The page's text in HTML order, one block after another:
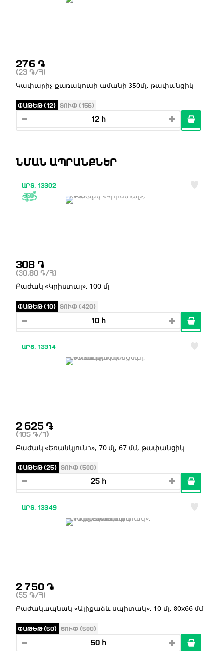
276 ֏
(23 ֏ /Հ)
Կափարիչ քառակուսի ամանի 350մլ, թափանցիկ
ՓԱԹԵԹ (12) ՏՈՒՓ (156)
ՆՄԱՆ ԱՊՐԱՆՔՆԵՐ
ԱՐՏ. 13302
308 ֏
(30.80 ֏ /Հ)
Բաժակ «Կրիստալ», 100 մլ
ՓԱԹԵԹ (10) ՏՈՒՓ (420)
ԱՐՏ. 13314
2 625 ֏
(105 ֏ /Հ)
Բաժակ «Եռանկյունի», 70 մլ, 67 մմ, թափանցիկ
ՓԱԹԵԹ (25) ՏՈՒՓ (500)
ԱՐՏ. 13349
2 750 ֏
(55 ֏ /Հ)
Բաժակապնակ «Ալիքաձև սպիտակ», 10 մլ, 80x66 մմ
ՓԱԹԵԹ (50) ՏՈՒՓ (500)